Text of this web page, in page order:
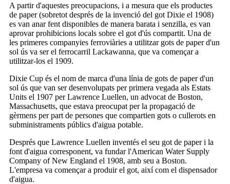
A partir d'aquestes preocupacions, i a mesura que els productes
de paper (sobretot després de la invenció del got Dixie el 1908)
es van anar fent disponibles de manera barata i senzilla, es van
aprovar prohibicions locals sobre el got d'ús compartit. Una de
les primeres companyies ferroviàries a utilitzar gots de paper d'un
sol ús va ser el ferrocarril Lackawanna, que va començar a
utilitzar-los el 1909.
Dixie Cup és el nom de marca d'una línia de gots de paper d'un
sol ús que van ser desenvolupats per primera vegada als Estats
Units el 1907 per Lawrence Luellen, un advocat de Boston,
Massachusetts, que estava preocupat per la propagació de
gèrmens per part de persones que compartien gots o cullerots en
subministraments públics d'aigua potable.
Després que Lawrence Luellen inventés el seu got de paper i la
font d'aigua corresponent, va fundar l'American Water Supply
Company of New England el 1908, amb seu a Boston.
L'empresa va començar a produir el got, així com el dispensador
d'aigua.